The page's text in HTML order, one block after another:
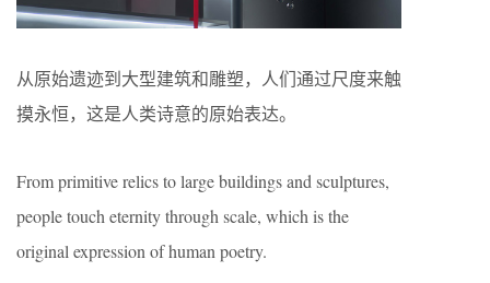
从原始遗迹到大型建筑和雕塑，人们通过尺度来触
摸永恒，这是人类诗意的原始表达。
From primitive relics to large buildings and sculptures,
people touch eternity through scale, which is the
original expression of human poetry.